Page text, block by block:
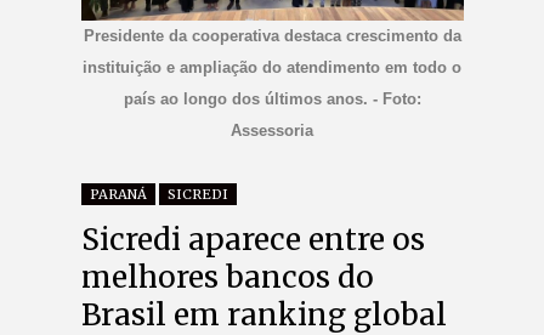
Presidente da cooperativa destaca crescimento da
instituição e ampliação do atendimento em todo o
país ao longo dos últimos anos. - Foto:
Assessoria
PARANÁ SICREDI
Sicredi aparece entre os
melhores bancos do
Brasil em ranking global